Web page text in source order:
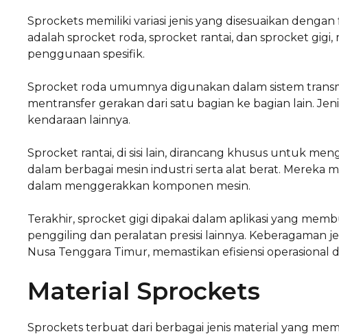
Sprockets memiliki variasi jenis yang disesuaikan
adalah sprocket roda, sprocket rantai, dan sprocket
penggunaan spesifik.
Sprocket roda umumnya digunakan dalam sistem
mentransfer gerakan dari satu bagian ke bagian lain.
kendaraan lainnya.
Sprocket rantai, di sisi lain, dirancang khusus untuk
dalam berbagai mesin industri serta alat berat. Mereka
dalam menggerakkan komponen mesin.
Terakhir, sprocket gigi dipakai dalam aplikasi yang
penggiling dan peralatan presisi lainnya. Keberagaman
Nusa Tenggara Timur, memastikan efisiensi operasional
Material Sprockets
Sprockets terbuat dari berbagai jenis material yang